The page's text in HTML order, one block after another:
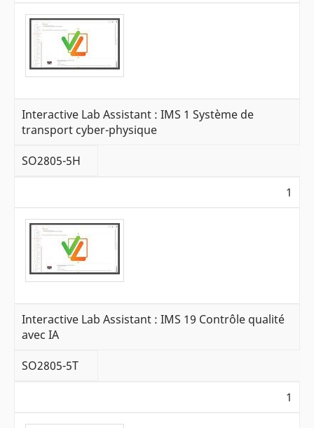
Interactive Lab Assistant : IMS 1 Système de
transport cyber-physique
SO2805-5H
1
Interactive Lab Assistant : IMS 19 Contrôle qualité
avec IA
SO2805-5T
1